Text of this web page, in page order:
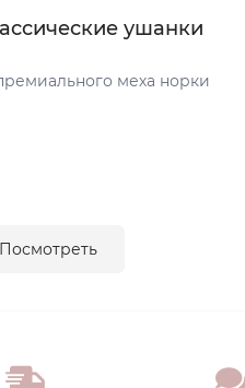
ушанки
меха норки
Посмотреть